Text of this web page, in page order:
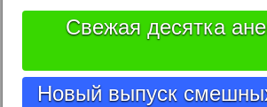
Свежая десятка
Новый выпуск